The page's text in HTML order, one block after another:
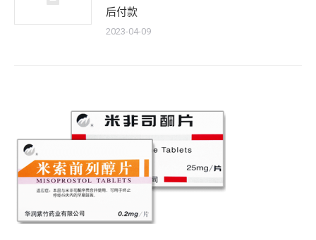
后付款
2023-04-09